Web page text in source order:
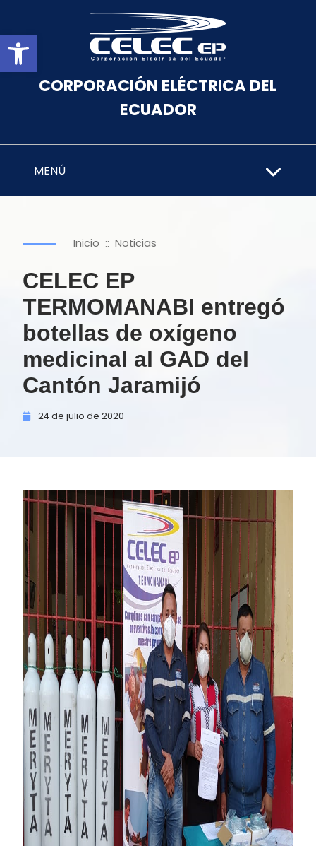
Abrir barra de herramientas
CORPORACIÓN ELÉCTRICA DEL
ECUADOR
MENÚ
Inicio :: Noticias
CELEC EP
TERMOMANABI entregó
botellas de oxígeno
medicinal al GAD del
Cantón Jaramijó
24 de julio de 2020